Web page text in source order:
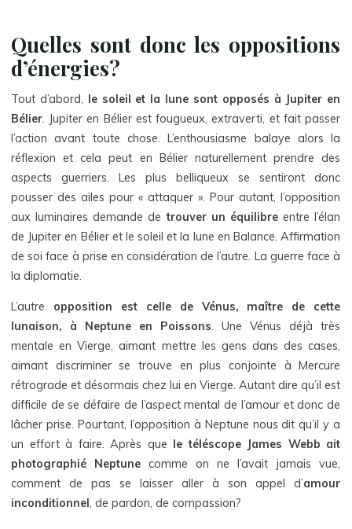
Quelles sont donc les oppositions
d’énergies?
Tout d’abord, le soleil et la lune sont opposés à Jupiter en
Bélier. Jupiter en Bélier est fougueux, extraverti, et fait passer
l’action avant toute chose. L’enthousiasme balaye alors la
réflexion et cela peut en Bélier naturellement prendre des
aspects guerriers. Les plus belliqueux se sentiront donc
pousser des ailes pour « attaquer ». Pour autant, l’opposition
aux luminaires demande detrouver un équilibre entre l’élan
de Jupiter en Bélier et le soleil et la lune en Balance. Affirmation
de soi face à prise en considération de l’autre. La guerre face à
la diplomatie.
L’autre opposition est celle de Vénus, maître de cette
lunaison, à Neptune en Poissons. Une Vénus déjà très
mentale en Vierge, aimant mettre les gens dans des cases,
aimant discriminer se trouve en plus conjointe à Mercure
rétrograde et désormais chez lui en Vierge. Autant dire qu’il est
difficile de se défaire de l’aspect mental de l’amour et donc de
lâcher prise. Pourtant, l’opposition à Neptune nous dit qu’il y a
un effort à faire. Après que le téléscope James Webb ait
photographié Neptune comme on ne l’avait jamais vue,
comment de pas se laisser aller à son appel d’amour
inconditionnel, de pardon, de compassion?